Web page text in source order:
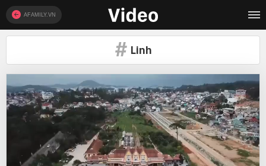
AFAMILY.VN
Linh